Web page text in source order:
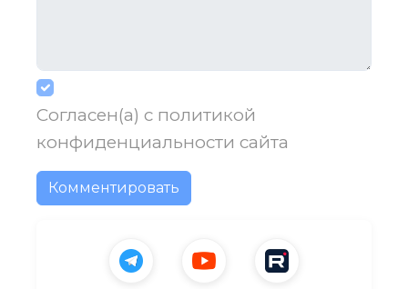
Согласен(а) с политикой
конфиденциальности сайта
Комментировать